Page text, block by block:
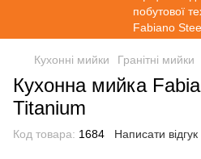
Кухонні мийки Гранітні мийки
Кухонна мийка
Titanium
Код товара: 1684 Написати відгук